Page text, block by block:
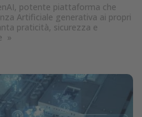
potente piattaforma che
Artificiale generativa ai propri
praticità, sicurezza e
»